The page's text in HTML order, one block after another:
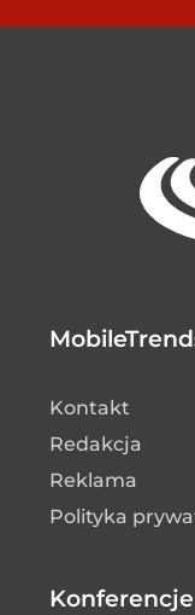
Kontakt
Redakcja
Reklama
Polityka
Konferencje